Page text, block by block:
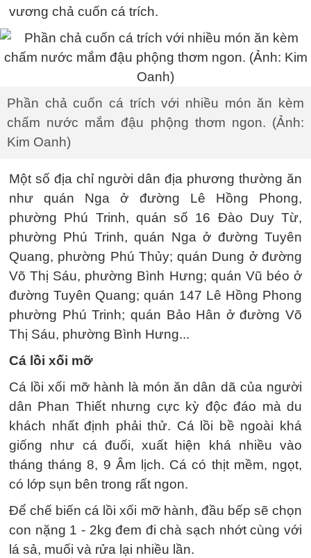
vương chả cuốn cá trích.
Phần chả cuốn cá trích với nhiều món ăn kèm
chấm nước mắm đậu phộng thơm ngon. (Ảnh:
Kim Oanh)
Một số địa chỉ người dân địa phương thường ăn
như quán Nga ở đường Lê Hồng Phong,
phường Phú Trinh, quán số 16 Đào Duy Từ,
phường Phú Trinh, quán Nga ở đường Tuyên
Quang, phường Phú Thủy; quán Dung ở đường
Võ Thị Sáu, phường Bình Hưng; quán Vũ béo ở
đường Tuyên Quang; quán 147 Lê Hồng Phong
phường Phú Trinh; quán Bảo Hân ở đường Võ
Thị Sáu, phường Bình Hưng...
Cá lồi xối mỡ
Cá lồi xối mỡ hành là món ăn dân dã của người
dân Phan Thiết nhưng cực kỳ độc đáo mà du
khách nhất định phải thử. Cá lồi bề ngoài khá
giống như cá đuối, xuất hiện khá nhiều vào
tháng tháng 8, 9 Âm lịch. Cá có thịt mềm, ngọt,
có lớp sụn bên trong rất ngon.
Để chế biến cá lồi xối mỡ hành, đầu bếp sẽ chọn
con nặng 1 - 2kg đem đi chà sạch nhớt cùng với
lá sả, muối và rửa lại nhiều lần.